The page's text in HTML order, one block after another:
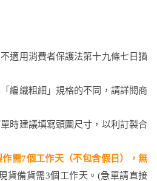
適用消費者保護法第十九條七日猶
編織粗細」規格的不同，請詳閱商
時建議填寫頭圍尺寸，以利訂製合
作需7個工作天（不包含假日），無
貨備貨需3個工作天。(急單請直接